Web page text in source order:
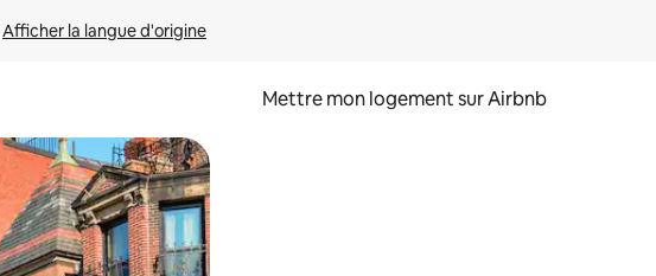
Afficher la langue d'origine
Mettre mon logement sur Airbnb